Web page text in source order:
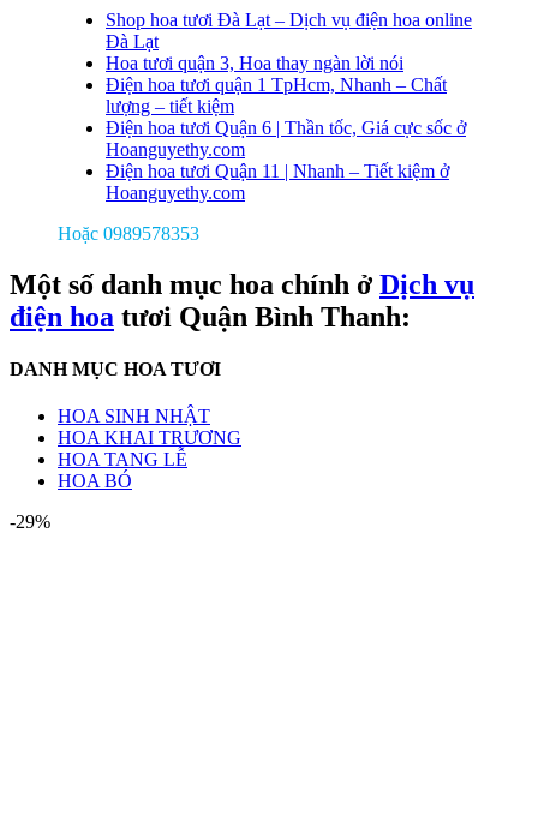
Shop hoa tươi Đà Lạt – Dịch vụ điện hoa online
Đà Lạt
Hoa tươi quận 3, Hoa thay ngàn lời nói
Điện hoa tươi quận 1 TpHcm, Nhanh – Chất
lượng – tiết kiệm
Điện hoa tươi Quận 6 | Thần tốc, Giá cực sốc ở
Hoanguyethy.com
Điện hoa tươi Quận 11 | Nhanh – Tiết kiệm ở
Hoanguyethy.com
Hoặc 0989578353
Một số danh mục hoa chính ở Dịch vụ
điện hoa tươi Quận Bình Thanh:
DANH MỤC HOA TƯƠI
HOA SINH NHẬT
HOA KHAI TRƯƠNG
HOA TANG LỄ
HOA BÓ
-29%